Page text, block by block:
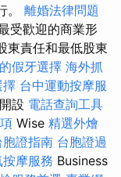
。 離婚法律問題
受歡迎的商業形
東責任和最低股東
假牙選擇 海外抓
擇 台中運動按摩服
設 電話查詢工具
Wise 精選外燴
證指南 台胞證過
按摩服務 Business